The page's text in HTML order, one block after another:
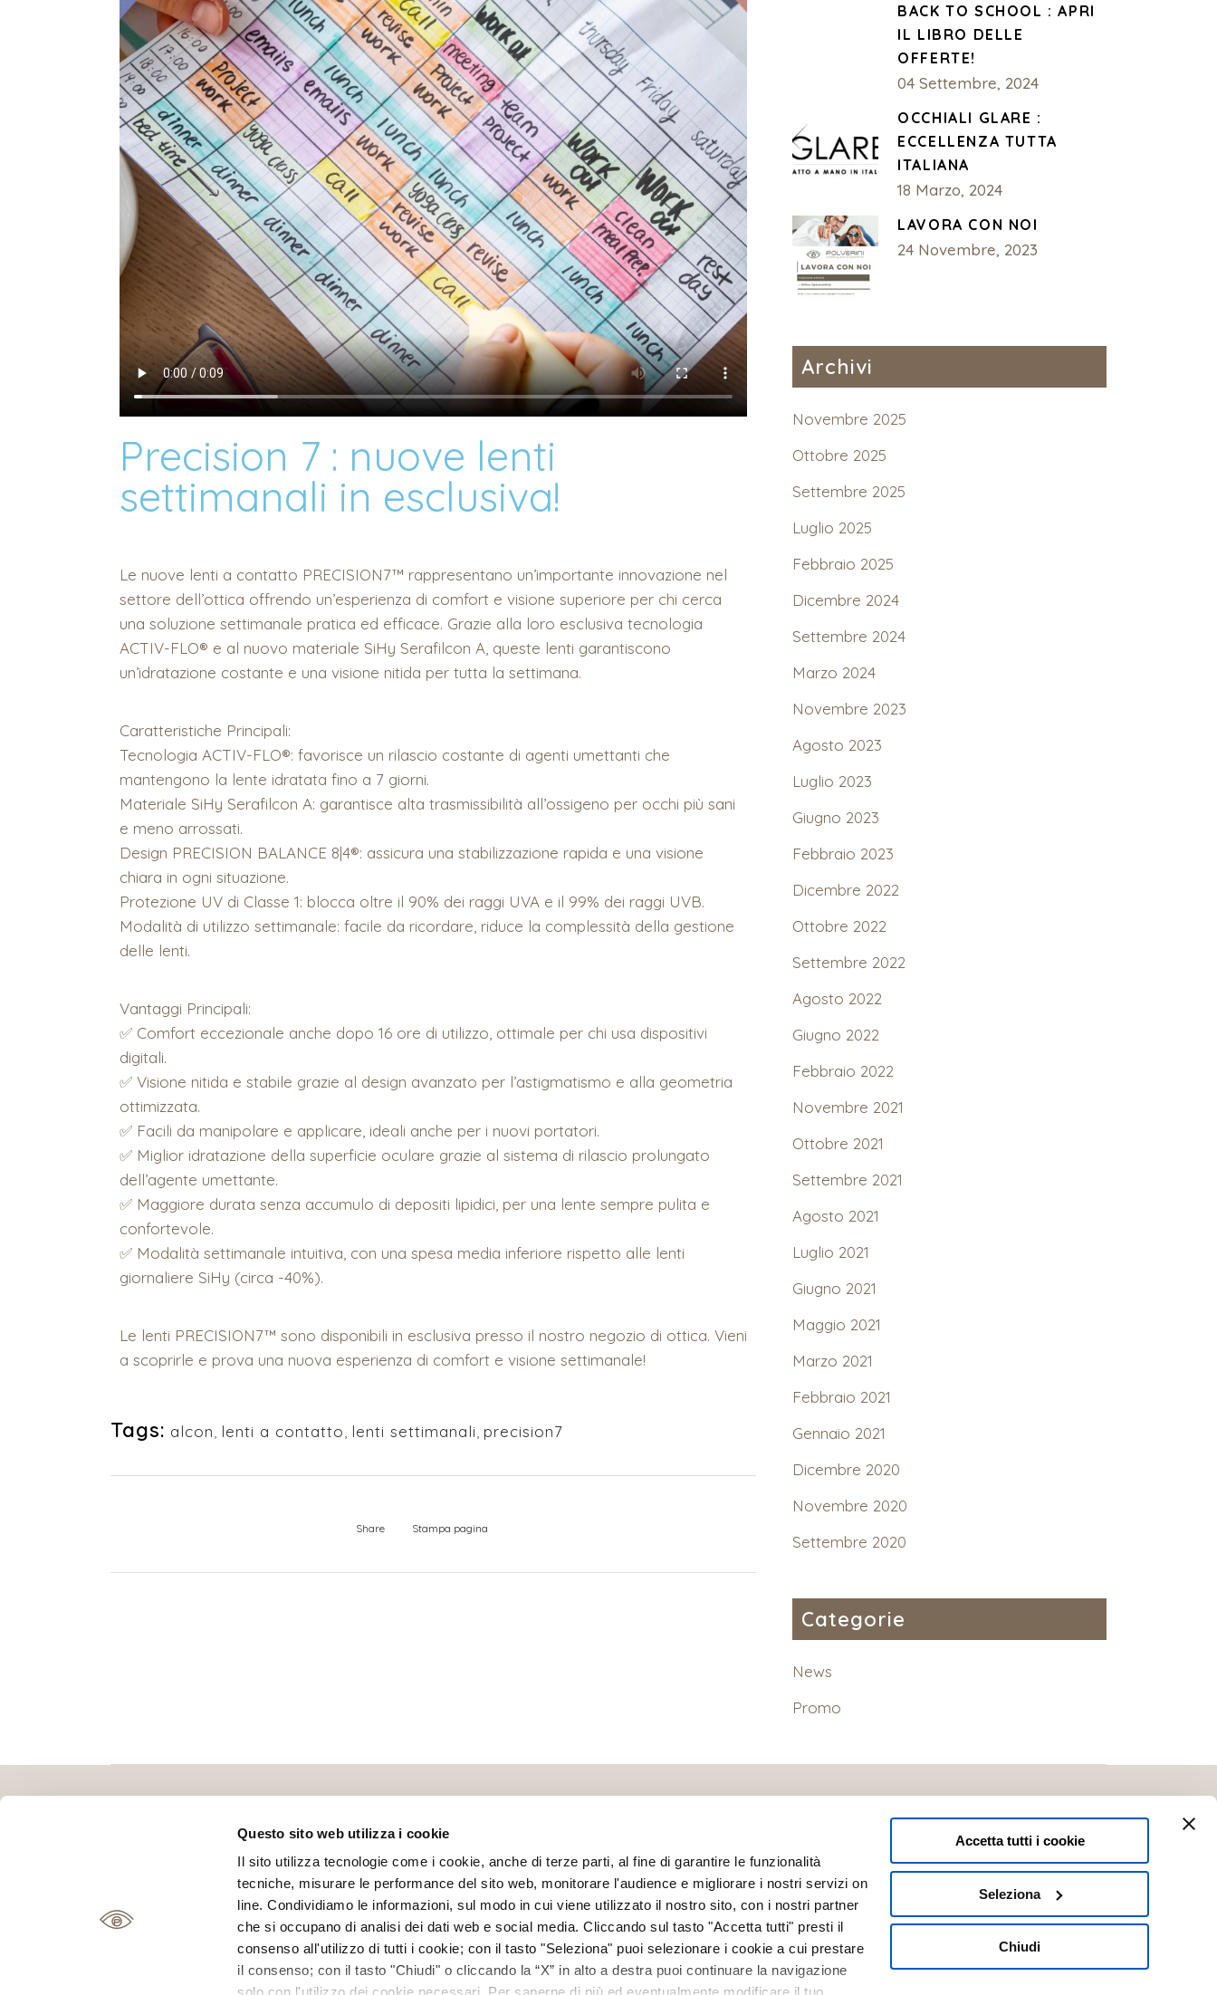
Questo sito web utilizza i cookie
Il sito utilizza tecnologie come i cookie, anche di terze parti, al fine di garantire le funzionalità
tecniche, misurare le performance del sito web, monitorare l'audience e migliorare i nostri servizi on
line. Condividiamo le informazioni, sul modo in cui viene utilizzato il nostro sito, con i nostri partner
che si occupano di analisi dei dati web e social media. Cliccando sul tasto "Accetta tutti" presti il
consenso all'utilizzo di tutti i cookie; con il tasto "Seleziona" puoi selezionare i cookie a cui prestare
il consenso; con il tasto "Chiudi" o cliccando la “X” in alto a destra puoi continuare la navigazione
Accetta tutti i cookie
Seleziona
Chiudi
Precision 7 : nuove lenti
settimanali in esclusiva!
Le nuove lenti a contatto PRECISION7™ rappresentano un’importante innovazione nel
settore dell’ottica offrendo un’esperienza di comfort e visione superiore per chi cerca
una soluzione settimanale pratica ed efficace. Grazie alla loro esclusiva tecnologia
ACTIV-FLO® e al nuovo materiale SiHy Serafilcon A, queste lenti garantiscono
un’idratazione costante e una visione nitida per tutta la settimana.
Caratteristiche Principali:
Tecnologia ACTIV-FLO®: favorisce un rilascio costante di agenti umettanti che
mantengono la lente idratata fino a 7 giorni.
Materiale SiHy Serafilcon A: garantisce alta trasmissibilità all’ossigeno per occhi più sani
e meno arrossati.
Design PRECISION BALANCE 8|4®: assicura una stabilizzazione rapida e una visione
chiara in ogni situazione.
Protezione UV di Classe 1: blocca oltre il 90% dei raggi UVA e il 99% dei raggi UVB.
Modalità di utilizzo settimanale: facile da ricordare, riduce la complessità della gestione
delle lenti.
Vantaggi Principali:
✅ Comfort eccezionale anche dopo 16 ore di utilizzo, ottimale per chi usa dispositivi
digitali.
✅ Visione nitida e stabile grazie al design avanzato per l’astigmatismo e alla geometria
ottimizzata.
✅ Facili da manipolare e applicare, ideali anche per i nuovi portatori.
✅ Miglior idratazione della superficie oculare grazie al sistema di rilascio prolungato
dell’agente umettante.
✅ Maggiore durata senza accumulo di depositi lipidici, per una lente sempre pulita e
confortevole.
✅ Modalità settimanale intuitiva, con una spesa media inferiore rispetto alle lenti
giornaliere SiHy (circa -40%).
Le lenti PRECISION7™ sono disponibili in esclusiva presso il nostro negozio di ottica. Vieni
a scoprirle e prova una nuova esperienza di comfort e visione settimanale!
Tags: alcon lenti a contatto lenti settimanali precision7
Share Stampa pagina
BACK TO SCHOOL : APRI
IL LIBRO DELLE
OFFERTE!
04 Settembre, 2024
OCCHIALI GLARE :
ECCELLENZA TUTTA
ITALIANA
18 Marzo, 2024
LAVORA CON NOI
24 Novembre, 2023
Archivi
Novembre 2025
Ottobre 2025
Settembre 2025
Luglio 2025
Febbraio 2025
Dicembre 2024
Settembre 2024
Marzo 2024
Novembre 2023
Agosto 2023
Luglio 2023
Giugno 2023
Febbraio 2023
Dicembre 2022
Ottobre 2022
Settembre 2022
Agosto 2022
Giugno 2022
Febbraio 2022
Novembre 2021
Ottobre 2021
Settembre 2021
Agosto 2021
Luglio 2021
Giugno 2021
Maggio 2021
Marzo 2021
Febbraio 2021
Gennaio 2021
Dicembre 2020
Novembre 2020
Settembre 2020
Categorie
News
Promo
Ottica Polverini s.n.c.– Partita IVA/CF 02098930999
Piazza Giusti, 42/44/46 r–16143 Genova–Tel+39 010 514778–Mailinfo@otticapolverini.it
Orari negozio|Lunedì: 15.30 – 19.30 |Martedì-Sabato: 9.00 – 12.30 / 15.30 – 19.30|Domenica: Chiuso